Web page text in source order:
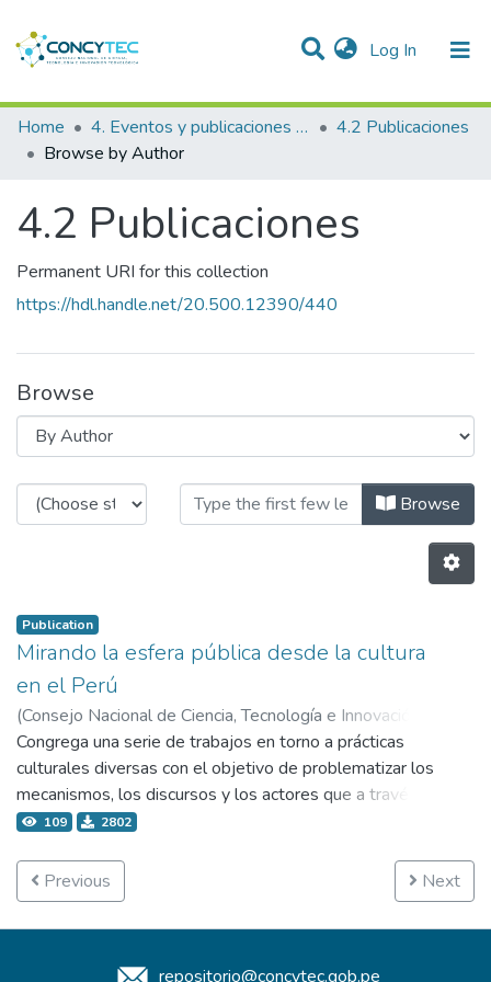
Log In (current)
Communities & Collections
Research Outputs
Projects
Statistics
Home 4. Eventos y publicaciones financiadas
4.2 Publicaciones
Browse by Author
4.2 Publicaciones
Permanent URI for this collection
https://hdl.handle.net/20.500.12390/440
Browse
Browsing 4.2 Publicaciones by
Browse
Publication
Mirando la esfera pública desde la cultura
en el Perú
(Consejo Nacional de Ciencia, Tecnología e Innovación
Tecnológica - Concytec,2006-12)Cánepa Koch, Gisela
Ulfe Young, Maria Eugenia
Congrega una serie de trabajos en torno a prácticas
culturales diversas con el objetivo de problematizar los
mecanismos, los discursos y los actores que a través de
ellas tienen injerencia en la esfera pública
la publicación se presentó por primera vez en la mesa
temática Cultura y esfera pública que organizamos en el
marco del IV Congreso Nacional de Antropología,
109 2802
Previous Next
repositorio@concytec.gob.pe